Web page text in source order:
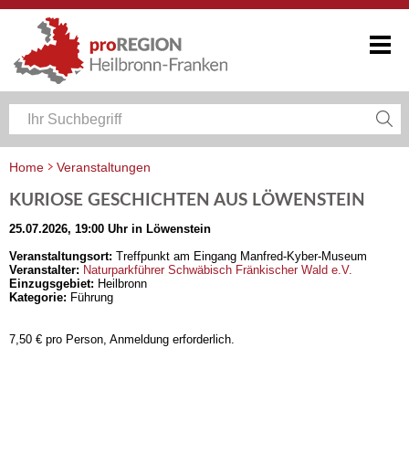
Home
Veranstaltungen
KURIOSE GESCHICHTEN AUS LÖWENSTEIN
25.07.2026, 19:00 Uhr in Löwenstein
Veranstaltungsort: Treffpunkt am Eingang Manfred-Kyber-Museum
Veranstalter: Naturparkführer Schwäbisch Fränkischer Wald e.V.
Einzugsgebiet: Heilbronn
Kategorie: Führung
7,50 € pro Person, Anmeldung erforderlich.